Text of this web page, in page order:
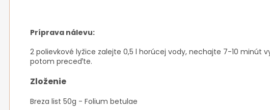
Príprava nálevu:
2 polievkové lyžice zalejte 0,5 l horúcej vody, nechajte 7-10 minút
potom preceďte.
Zloženie
Breza list 50g - Folium betulae